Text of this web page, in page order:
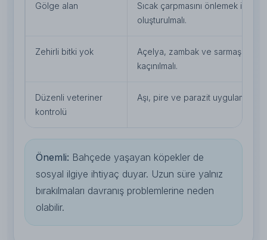
Gölge alan
Sıcak çarpmasını önlemek için
oluşturulmalı.
Zehirli bitki yok
Açelya, zambak ve sarmaşık
kaçınılmalı.
Düzenli veteriner
kontrolü
Aşı, pire ve parazit uygulamaları
Önemli: Bahçede yaşayan köpekler de
sosyal ilgiye ihtiyaç duyar. Uzun süre yalnız
bırakılmaları davranış problemlerine neden
olabilir.